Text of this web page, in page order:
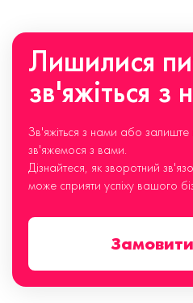
Лишилися
зв'яжіться з
Зв'яжіться з нами або залиште
зв'яжемося з вами.
Дізнайтеся, як зворотний
може сприяти успіху вашого